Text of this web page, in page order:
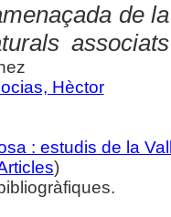
de
associats
Hèctor
: estudis de la
)